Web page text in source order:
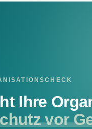
Ihre
vor